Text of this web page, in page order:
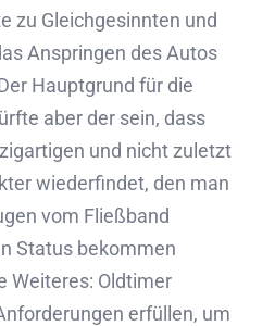
zu Gleichgesinnten und
Anspringen des Autos
Hauptgrund für die
aber der sein, dass
und nicht zuletzt
wiederfindet, den man
vom Fließband
Status bekommen
Weiteres: Oldtimer
erfüllen, um